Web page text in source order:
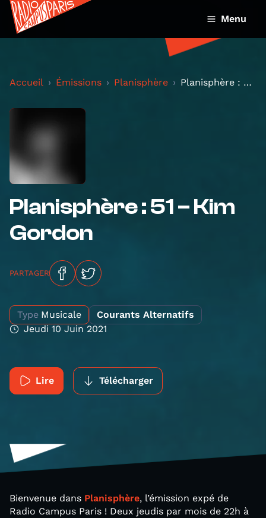
Menu
Accueil Émissions Planisphère Planisphère : 51 – Kim Gordon
Planisphère : 51 – Kim
Gordon
PARTAGER
Type Musicale
Courants Alternatifs
Jeudi 10 Juin 2021
Lire Télécharger
Bienvenue dans Planisphère, l’émission expé de
Radio Campus Paris ! Deux jeudis par mois de 22h à